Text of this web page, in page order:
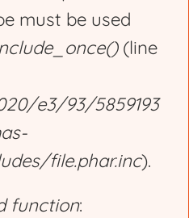
must be used
(line
e3/93/5859193
file.phar.inc).
function: